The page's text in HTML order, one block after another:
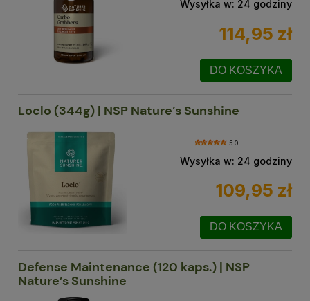
Wysyłka w: 24 godziny
114,95 zł
DO KOSZYKA
Loclo (344g) | NSP Nature’s Sunshine
5.0
Wysyłka w: 24 godziny
109,95 zł
DO KOSZYKA
Defense Maintenance (120 kaps.) | NSP
Nature’s Sunshine